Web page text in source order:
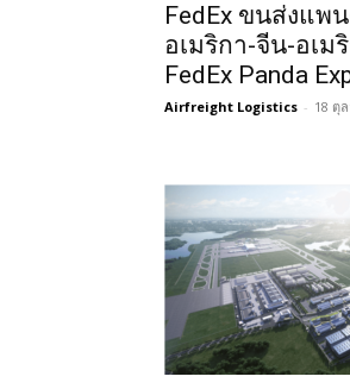
FedEx ขนส่งแพ
อเมริกา-จีน-อเม
FedEx Panda
Airfreight Logistics - 18 ตุ